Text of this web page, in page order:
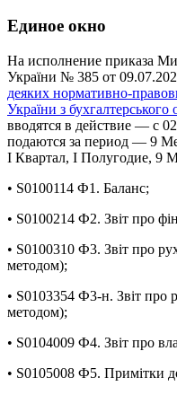
Единое окно
На исполнение приказа
України № 385 от
деяких нормативно-
України з бухгалтерського
вводятся в действие — с
подаются за период — 9
І Квартал, І Полугодие, 9
• S0100114 Ф1. Баланс;
• S0100214 Ф2. Звіт про
• S0100310 Ф3. Звiт про
методом);
• S0103354 Ф3-н. Звiт про
методом);
• S0104009 Ф4. Звіт про
• S0105008 Ф5. Примітки до